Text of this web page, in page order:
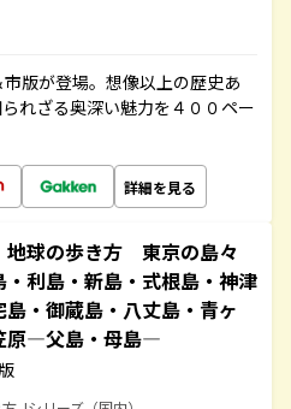
市版が登場。想像以上の歴史あ
れざる奥深い魅力を４００ペー
詳細を見る
球の歩き方 東京の島々
・利島・新島・式根島・神津
島・御蔵島・八丈島・青ヶ
原―父島・母島―